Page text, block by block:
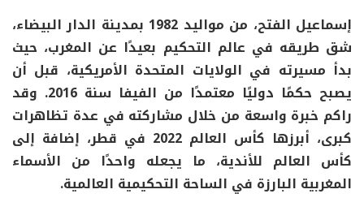
إسماعيل الفتح، من مواليد 1982 بمدينة الدار البيضاء،
شق طريقه في عالم التحكيم بعيدًا عن المغرب، حيث
بدأ مسيرته في الولايات المتحدة الأمريكية، قبل أن
يصبح حكمًا دوليًا معتمدًا من الفيفا سنة 2016. وقد
راكم خبرة واسعة من خلال مشاركته في عدة تظاهرات
كبرى، أبرزها كأس العالم 2022 في قطر، إضافة إلى
كأس العالم للأندية، ما يجعله واحدًا من الأسماء
المغربية البارزة في الساحة التحكيمية العالمية.